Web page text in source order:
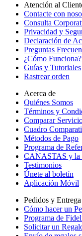
Atención al
Contacte con
Consulta
Privacidad y
Declaración de
Preguntas
¿Cómo Funciona?
Guías y Tutoriales
Rastrear orden
Acerca de
Quiénes Somos
Términos y
Comparar
Cuadro
Métodos de Pago
Programa de
CANASTAS y la
Testimonios
Únete al boletín
Aplicación Móvil
Pedidos y Entrega
Cómo hacer un
Programa de
Solicitar un